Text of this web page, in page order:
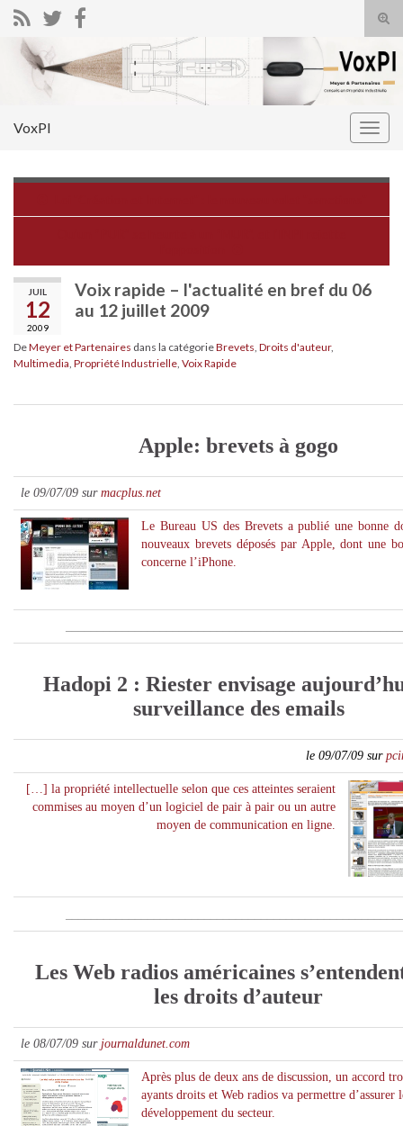
Search for:
VoxPI
JUIL
12
2009
Voix rapide – l'actualité en bref du 06
au 12 juillet 2009
DeMeyer et Partenaires dans la catégorieBrevets Droits d'auteur,
Multimedia Propriété Industrielle Voix Rapide
Apple: brevets à gogo
le 09/07/09 sur macplus.net
Le Bureau US des Brevetsa publié une bonne
nouveaux brevetsdéposés par Apple, dont une
concerne l’iPhone.
Hadopi 2 : Riester envisage
surveillance des emails
le 09/07/09 sur
[…] la propriété intellectuelle selon que ces atteintes seraient
commises au moyen d’un logiciel de pair à pair ou un autre
moyen de communication en ligne.
Les Web radios américaines
les droits d’auteur
le 08/07/09 sur journaldunet.com
Après plus de deux ans de discussion, un accord
ayants droits et Web radios va permettre d’assurer
développement du secteur.